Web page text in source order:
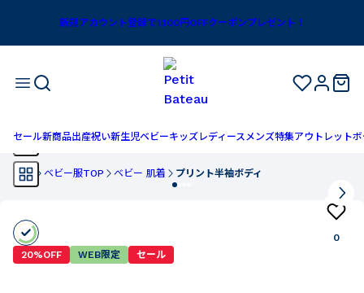
新規アカウント登録で1,100円OFFクーポンプレゼント！
セール新商品出産祝い新生児ベビーキッズ レディースメンズ特集アウトレットボ
TOP ベビー服TOP ベビー 肌着 プリント半袖ボディ
0
20%OFF
WEB限定 セール